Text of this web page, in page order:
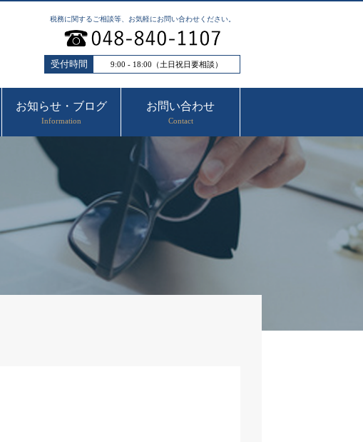
税務に関するご相談等、お気軽にお問い合わせください。
受付時間 9:00 - 18:00（土日祝日要相談）
お知らせ・ブログ
Information
お問い合わせ
Contact